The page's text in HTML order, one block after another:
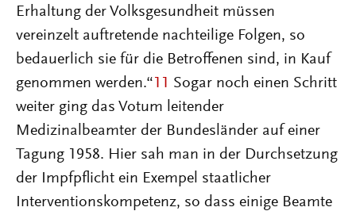
Erhaltung der Volksgesundheit müssen
vereinzelt auftretende nachteilige Folgen, so
bedauerlich sie für die Betroffenen sind, in Kauf
genommen werden.“ 11 Sogar noch einen Schritt
weiter ging das Votum leitender
Medizinalbeamter der Bundesländer auf einer
Tagung 1958. Hier sah man in der Durchsetzung
der Impfpflicht ein Exempel staatlicher
Interventionskompetenz, so dass einige Beamte